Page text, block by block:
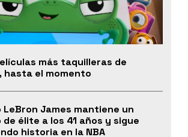
más taquilleras de
hasta el momento
LeBron James mantiene un
élite a los 41 años y sigue
historia en la NBA